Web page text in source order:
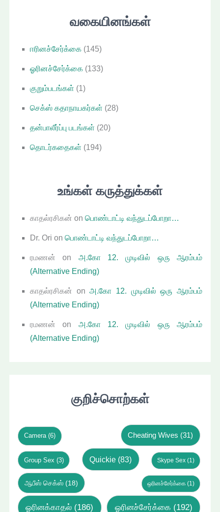
வகையினங்கள்
ஈரினச்சேர்க்கை (145)
ஓரினச்சேர்க்கை (133)
குறும்படங்கள் (1)
செக்ஸ் கதாநாயகர்கள் (28)
தன்பாலீர்ப்பு படங்கள் (20)
தொடர்கதைகள் (194)
உங்கள் கருத்துக்கள்
காதல்ரசிகன் onபொண்டாட்டி வந்துடப்போறா…
Dr. Ori onபொண்டாட்டி வந்துடப்போறா…
ரமணன் on அ.கோ 12. முடிவில் ஒரு ஆரம்பம்
(Alternative Ending)
காதல்ரசிகன் onஅ.கோ 12. முடிவில் ஒரு ஆரம்பம்
(Alternative Ending)
ரமணன் on அ.கோ 12. முடிவில் ஒரு ஆரம்பம்
(Alternative Ending)
குறிச்சொற்கள்
Camera(6) Cheating Wives (31)
Group Sex (3) Quickie (83) Skype Sex (1)
ஆபீஸ் செக்ஸ் (18) ஒரினச்சேர்க்கை (1)
ஓரினக்காதல் (186) ஓரினச்சேர்க்கை (192)